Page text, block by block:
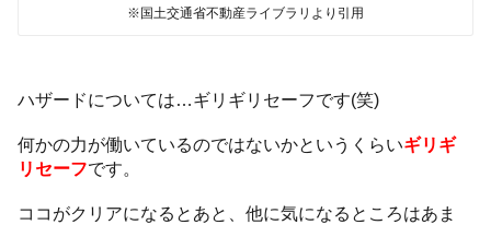
※国土交通省不動産ライブラリより引用
ハザードについては…ギリギリセーフです(笑)
何かの力が働いているのではないかというくらいギリギ
リセーフです。
ココがクリアになるとあと、他に気になるところはあま